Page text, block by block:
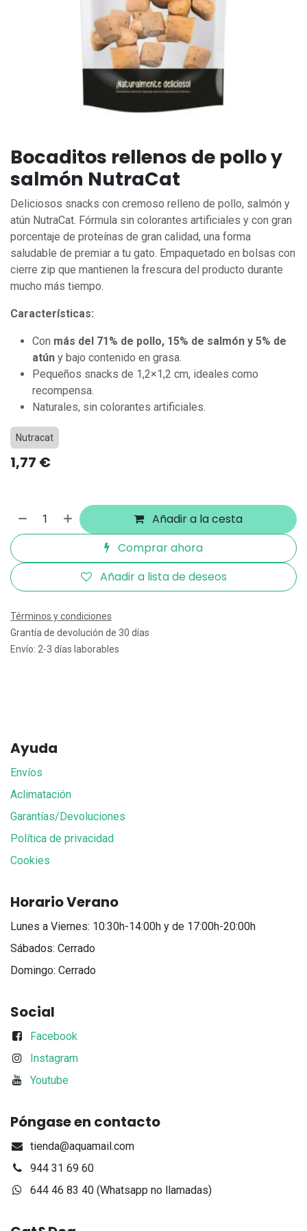
Bocaditos rellenos de pollo y
salmón NutraCat
Deliciosos snacks con cremoso relleno de pollo, salmón y
atún NutraCat. Fórmula sin colorantes artificiales y con gran
porcentaje de proteínas de gran calidad, una forma
saludable de premiar a tu gato. Empaquetado en bolsas con
cierre zip que mantienen la frescura del producto durante
mucho más tiempo.
Características:
Con más del 71% de pollo, 15% de salmón y 5% de
atún y bajo contenido en grasa.
Pequeños snacks de 1,2×1,2 cm, ideales como
recompensa.
Naturales, sin colorantes artificiales.
Nutracat
1,77 €
Añadir a la cesta
Comprar ahora
Añadir a lista de deseos
Términos y condiciones
Grantía de devolución de 30 días
Envío: 2-3 días laborables
Ayuda
Envíos
Aclimatación
Garantías/Devoluciones
Política de privacidad
Cookies
Horario Verano
Lunes a Viernes: 10:30h-14:00h y de 17:00h-20:00h
Sábados: Cerrado
Domingo: Cerrado
Social
Facebook
Instagram
Youtube
Póngase en contacto
tienda@aquamail.com
944 31 69 60
644 46 83 40 (Whatsapp no llamadas)